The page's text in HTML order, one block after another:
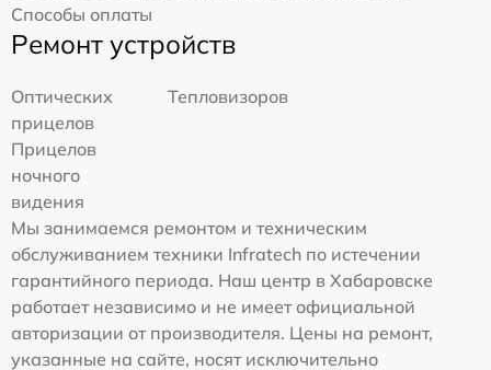
Способы оплаты
Ремонт устройств
Оптических
прицелов
Тепловизоров
Прицелов
ночного
видения
Мы занимаемся ремонтом и техническим
обслуживанием техники Infratech по истечении
гарантийного периода. Наш центр в Хабаровске
работает независимо и не имеет официальной
авторизации от производителя. Цены на ремонт,
указанные на сайте, носят исключительно